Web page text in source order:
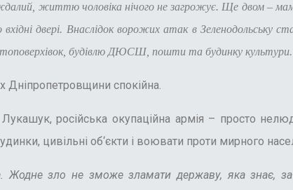
життю чоловіка нічого не загрожує. Ще двом –
двері. Внаслідок ворожих атак в Зеленодольську
будівлю ДЮСШ, пошти та будинку культури.
Дніпропетровщини спокійна.
російська окупаційна армія – просто
цивільні об‘єкти і воювати проти мирного
Жодне зло не зможе зламати державу, яка знає,